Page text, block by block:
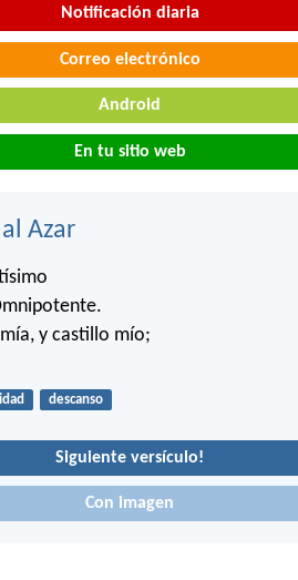
Notificación diaria
Correo electrónico
Android
En tu sitio web
Azar
y castillo mío;
descanso
Siguiente versículo!
Con imagen